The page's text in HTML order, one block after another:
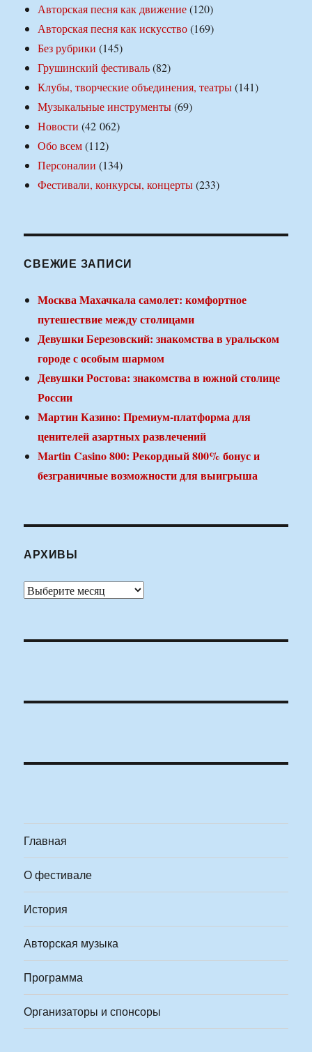
Авторская песня как движение(120)
Авторская песня как искусство(169)
Без рубрики (145)
Грушинский фестиваль(82)
Клубы, творческие объединения, театры(141)
Музыкальные инструменты(69)
Новости (42 062)
Обо всем(112)
Персоналии (134)
Фестивали, конкурсы, концерты(233)
СВЕЖИЕ ЗАПИСИ
Москва Махачкала самолет: комфортное
путешествие между столицами
Девушки Березовский: знакомства в уральском
городе с особым шармом
Девушки Ростова: знакомства в южной столице
России
Мартин Казино: Премиум-платформа для
ценителей азартных развлечений
Martin Casino 800: Рекордный 800% бонус и
безграничные возможности для выигрыша
АРХИВЫ
Архивы
Главная
О фестивале
История
Авторская музыка
Программа
Организаторы и спонсоры